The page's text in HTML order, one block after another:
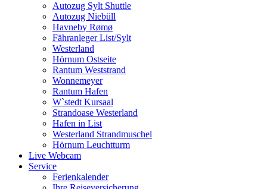
Autozug Sylt Shuttle
Autozug Niebüll
Havneby Rømø
Fähranleger List/Sylt
Westerland
Hörnum Ostseite
Rantum Weststrand
Wonnemeyer
Rantum Hafen
W`stedt Kursaal
Strandoase Westerland
Hafen in List
Westerland Strandmuschel
Hörnum Leuchtturm
Live Webcam
Service
Ferienkalender